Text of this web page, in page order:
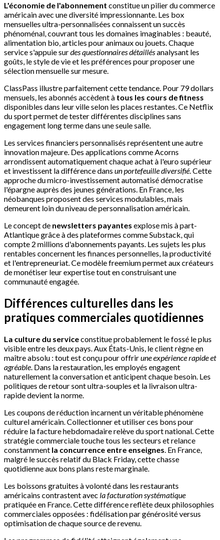
L'économie de l'abonnement constitue un pilier du commerce
américain avec une diversité impressionnante. Les box
mensuelles ultra-personnalisées connaissent un succès
phénoménal, couvrant tous les domaines imaginables : beauté,
alimentation bio, articles pour animaux ou jouets. Chaque
service s'appuie surdes questionnaires détaillésanalysant les
goûts, le style de vie et les préférences pour proposer une
sélection mensuelle sur mesure.
ClassPass illustre parfaitement cette tendance. Pour 79 dollars
mensuels, les abonnés accèdent à tous les cours de fitness
disponibles dans leur ville selon les places restantes. Ce Netflix
du sport permet de tester différentes disciplines sans
engagement long terme dans une seule salle.
Les services financiers personnalisés représentent une autre
innovation majeure. Des applications comme Acorns
arrondissent automatiquement chaque achat à l'euro supérieur
et investissent la différence dans un portefeuille diversifié. Cette
approche du micro-investissement automatisé démocratise
l'épargne auprès des jeunes générations. En France, les
néobanques proposent des services modulables, mais
demeurent loin du niveau de personnalisation américain.
Le concept de newsletters payantes explose mis à part-
Atlantique grâce à des plateformes comme Substack, qui
compte 2 millions d'abonnements payants. Les sujets les plus
rentables concernent les finances personnelles, la productivité
et l'entrepreneuriat. Ce modèle freemium permet aux créateurs
de monétiser leur expertise tout en construisant une
communauté engagée.
Différences culturelles dans les
pratiques commerciales quotidiennes
La culture du serviceconstitue probablement le fossé le plus
visible entre les deux pays. Aux États-Unis, le client règne en
maître absolu : tout est conçu pour offrirune expérience rapide et
agréable. Dans la restauration, les employés engagent
naturellement la conversation et anticipent chaque besoin. Les
politiques de retour sont ultra-souples et la livraison ultra-
rapide devient la norme.
Les coupons de réduction incarnent un véritable phénomène
culturel américain. Collectionner et utiliser ces bons pour
réduire la facture hebdomadaire relève du sport national. Cette
stratégie commerciale touche tous les secteurs et relance
constamment la concurrence entre enseignes. En France,
malgré le succès relatif du Black Friday, cette chasse
quotidienne aux bons plans reste marginale.
Les boissons gratuites à volonté dans les restaurants
américains contrastent avec la facturation systématique
pratiquée en France. Cette différence reflète deux philosophies
commerciales opposées : fidélisation par générosité versus
optimisation de chaque source de revenu.